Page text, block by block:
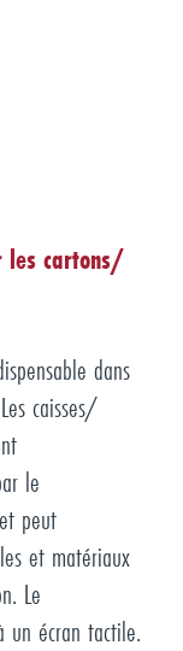
les cartons/
dans
caisses/
le
peut
et matériaux
Le
écran tactile.